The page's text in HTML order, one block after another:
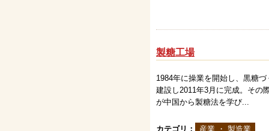
製糖工場
1984年に操業を開始し、黒糖
建設し2011年3月に完成。その
が中国から製糖法を学び...
カテゴリ： 産業 ・ 製造業